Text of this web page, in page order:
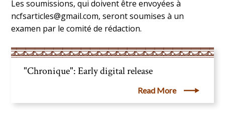
Les soumissions, qui doivent être envoyées à
ncfsarticles@gmail.com, seront soumises à un
examen par le comité de rédaction.
"Chronique": Early digital release
Read More